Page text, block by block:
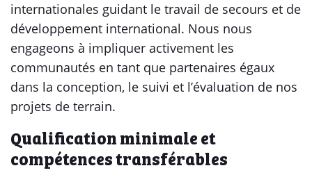
internationales guidant le travail de secours et de
développement international. Nous nous
engageons à impliquer activement les
communautés en tant que partenaires égaux
dans la conception, le suivi et l’évaluation de nos
projets de terrain.
Qualification minimale et
compétences transférables